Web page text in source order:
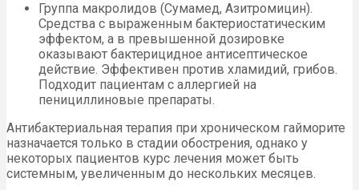
Группа макролидов (Сумамед, Азитромицин).
Средства с выраженным бактериостатическим
эффектом, а в превышенной дозировке
оказывают бактерицидное антисептическое
действие. Эффективен против хламидий, грибов.
Подходит пациентам с аллергией на
пенициллиновые препараты.
Антибактериальная терапия при хроническом гайморите
назначается только в стадии обострения, однако у
некоторых пациентов курс лечения может быть
системным, увеличенным до нескольких месяцев.